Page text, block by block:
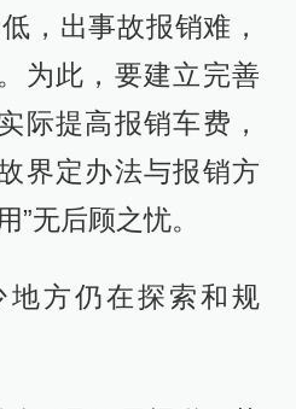
，出事故报销难，
为此，要建立完善
际提高报销车费，
界定办法与报销方
”无后顾之忧。
地方仍在探索和规